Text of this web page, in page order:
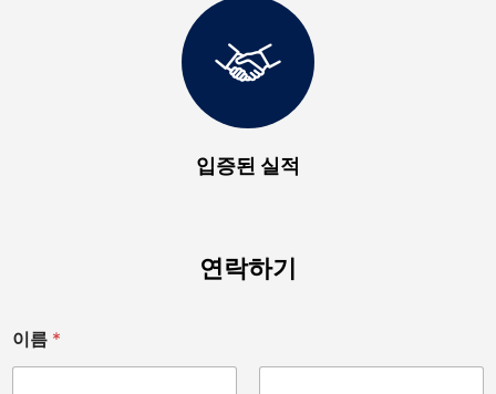
입증된 실적
연락하기
타
인
이름 *